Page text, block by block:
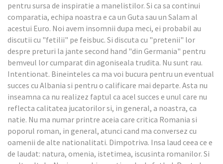
pentru sursa de inspiratie a manelistilor. Si ca sa continui
comparatia, echipa noastra e ca un Guta sau un Salam al
acestui Euro. Noi avem insomnii dupa meci, ei probabil au
discutii cu "fetilii" pe feisbuc. Si discuta cu "pretenii" lor
despre preturi la jante second hand "din Germania" pentru
bemveul lor cumparat din agoniseala trudita. Nu sunt rau.
Intentionat. Bineinteles ca ma voi bucura pentru un eventual
succes cu Albania si pentru o calificare mai departe. Asta nu
inseamna ca nu realizez faptul ca acel succes e unul care nu
reflecta calitatea jucatorilor si, in general, a noastra, ca
natie. Nu ma numar printre aceia care critica Romania si
poporul roman, in general, atunci cand ma conversez cu
oamenii de alte nationalitati. Dimpotriva. Insa laud ceea ce e
de laudat: natura, omenia, istetimea, iscusinta romanilor. Si